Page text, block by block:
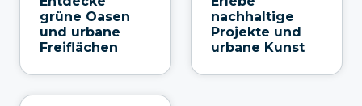
grüne Oasen
und urbane
Freiflächen
nachhaltige
Projekte und
urbane Kunst